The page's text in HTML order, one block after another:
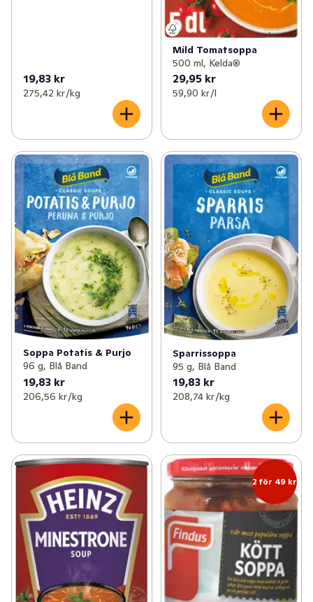
19,83 kr
275,42 kr /kg
Mild Tomatsoppa
500 ml, Kelda®
29,95 kr
59,90 kr /l
Soppa Potatis & Purjo
96 g, Blå Band
19,83 kr
206,56 kr /kg
Sparrissoppa
95 g, Blå Band
19,83 kr
208,74 kr /kg
2 för 49 kr